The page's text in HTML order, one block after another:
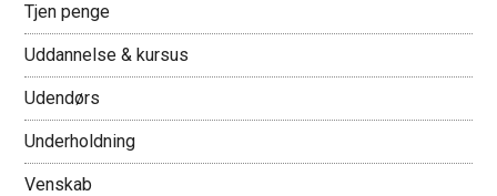
Tjen penge
Uddannelse & kursus
Udendørs
Underholdning
Venskab